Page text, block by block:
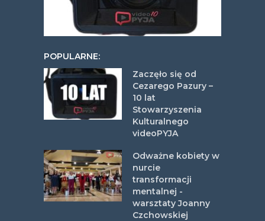
POPULARNE:
Zaczęło się od
Cezarego Pazury –
10 lat
Stowarzyszenia
Kulturalnego
videoPYJA
Odważne kobiety w
nurcie
transformacji
mentalnej -
warsztaty Joanny
Czchowskiej